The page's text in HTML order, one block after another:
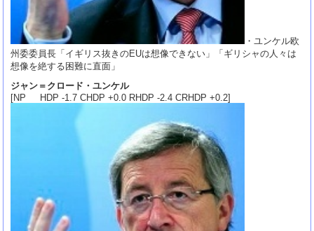
・ユンケル欧
州委委員長「イギリス抜きのEUは想像できない」「ギリシャの人々は
想像を絶する困難に直面」
ジャン＝クロード・ユンケル
[NP HDP -1.7 CHDP +0.0 RHDP -2.4 CRHDP +0.2]